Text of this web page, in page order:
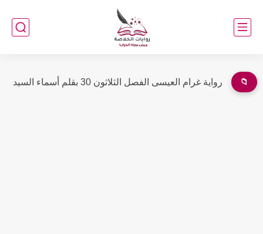
📁 رواية غرام العيسى الفصل التاسع والعشرون 29 بقلم أسماء السيد